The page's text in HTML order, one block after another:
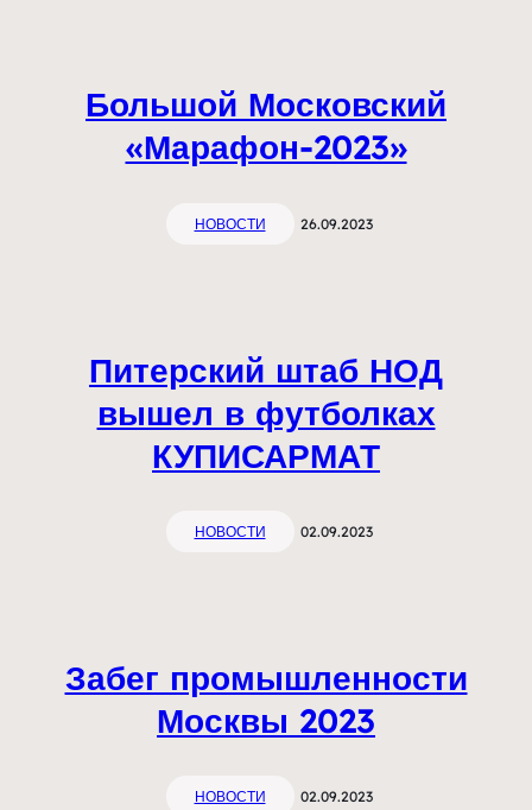
Большой Московский
«Марафон-2023»
НОВОСТИ 26.09.2023
Питерский штаб НОД
вышел в футболках
КУПИСАРМАТ
НОВОСТИ 02.09.2023
Забег промышленности
Москвы 2023
НОВОСТИ 02.09.2023